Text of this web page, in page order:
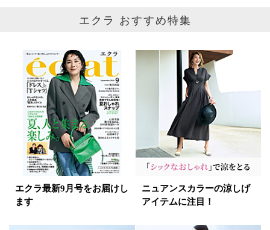
イエロー レッド ピンク
パープル グリーン ブルー
ゴールド シルバー マルチ
エクラ おすすめ特集
エクラ最新9月号をお届けし
ます
ニュアンスカラーの涼しげ
アイテムに注目！